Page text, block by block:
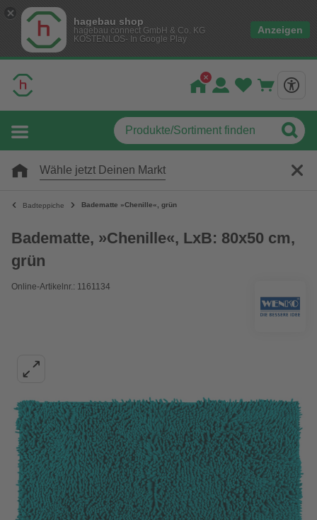
hagebau shop
hagebau connect GmbH & Co. KG
KOSTENLOS- In Google Play
Anzeigen
Wähle jetzt Deinen Markt
Badteppiche Badematte »Chenille«, grün
Badematte, »Chenille«, LxB: 80x50 cm,
grün
Online-Artikelnr.: 1161134